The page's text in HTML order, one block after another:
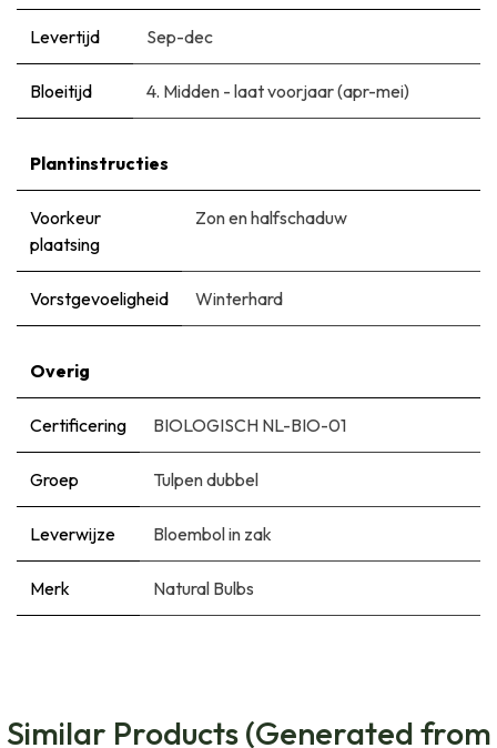
Levertijd Sep-dec
Bloeitijd ​4. Midden - laat voorjaar (apr-mei)
Plantinstructies
Voorkeur
plaatsing
Zon en halfschaduw
Vorstgevoeligheid Winterhard
Overig
Certificering BIOLOGISCH NL-BIO-01
Groep Tulpen dubbel
Leverwijze Bloembol in zak
Merk Natural Bulbs
Similar Products (Generated from